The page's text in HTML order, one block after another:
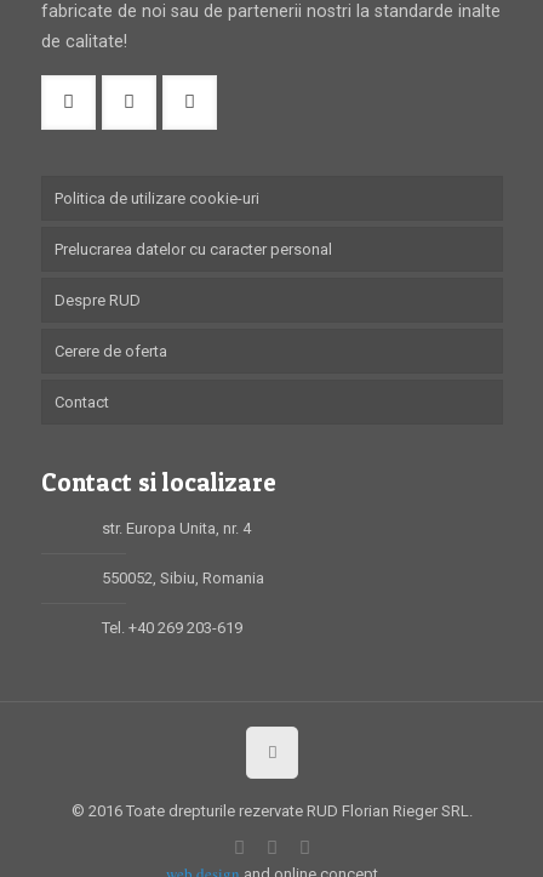
fabricate de noi sau de partenerii nostri la standarde inalte
de calitate!
Politica de utilizare cookie-uri
Prelucrarea datelor cu caracter personal
Despre RUD
Cerere de oferta
Contact
Contact si localizare
str. Europa Unita, nr. 4
550052, Sibiu, Romania
Tel. +40 269 203-619
© 2016 Toate drepturile rezervate RUD Florian Rieger SRL.